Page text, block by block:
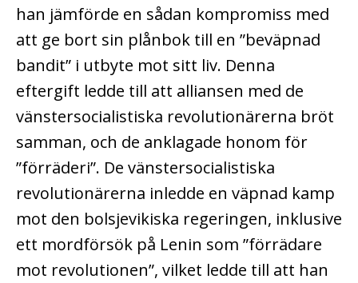
han jämförde en sådan kompromiss med
att ge bort sin plånbok till en ”beväpnad
bandit” i utbyte mot sitt liv. Denna
eftergift ledde till att alliansen med de
vänstersocialistiska revolutionärerna bröt
samman, och de anklagade honom för
”förräderi”. De vänstersocialistiska
revolutionärerna inledde en väpnad kamp
mot den bolsjevikiska regeringen, inklusive
ett mordförsök på Lenin som ”förrädare
mot revolutionen”, vilket ledde till att han